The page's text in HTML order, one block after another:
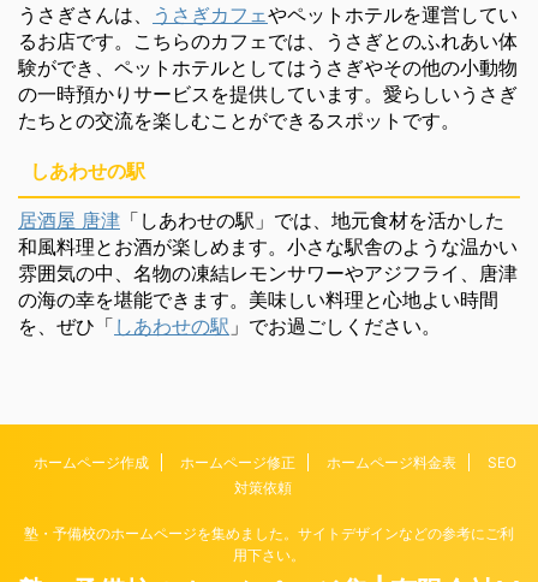
うさぎさんは、 うさぎカフェやペットホテルを運営してい
るお店です。こちらのカフェでは、うさぎとのふれあい体
験ができ、ペットホテルとしてはうさぎやその他の小動物
の一時預かりサービスを提供しています。愛らしいうさぎ
たちとの交流を楽しむことができるスポットです。
しあわせの駅
居酒屋 唐津 「しあわせの駅」では、地元食材を活かした
和風料理とお酒が楽しめます。小さな駅舎のような温かい
雰囲気の中、名物の凍結レモンサワーやアジフライ、唐津
の海の幸を堪能できます。美味しい料理と心地よい時間
を、ぜひ「 しあわせの駅 」でお過ごしください。
ホームページ作成 ホームページ修正 ホームページ料金表
SEO
対策依頼
塾・予備校のホームページを集めました。サイトデザインなどの参考にご利
用下さい。